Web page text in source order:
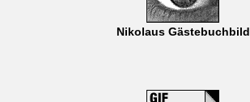
Nikolaus Gästebuchbild